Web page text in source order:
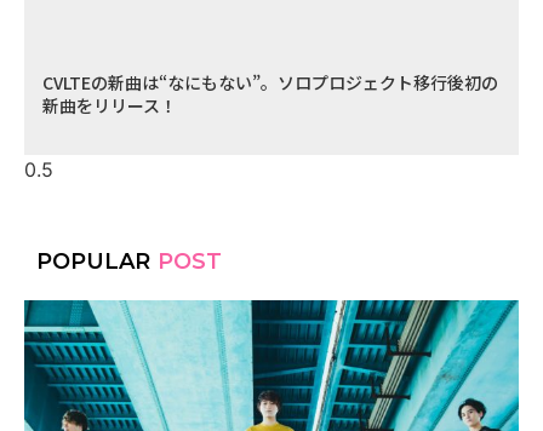
CVLTEの新曲は“なにもない”。ソロプロジェクト移行後初の
新曲をリリース！
POPULAR POST